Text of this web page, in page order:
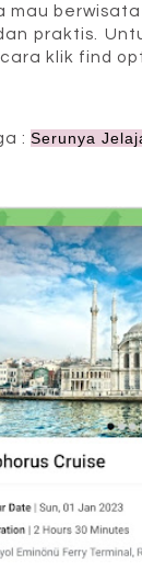
mau
praktis.
klik find
: Serunya